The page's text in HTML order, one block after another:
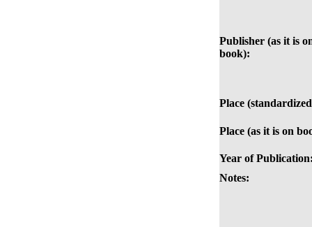
Publisher (as it is
book):
Place
Place (as it is on
Year of
Notes: